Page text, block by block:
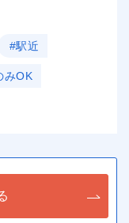
#駅近
みOK